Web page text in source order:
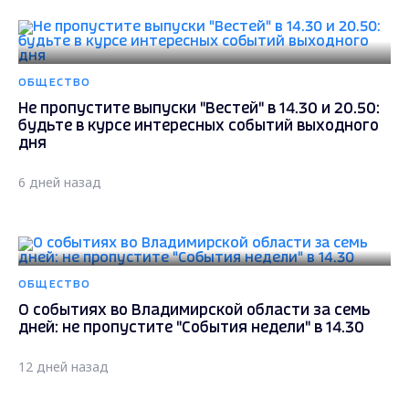
ОБЩЕСТВО
Не пропустите выпуски "Вестей" в 14.30 и 20.50:
будьте в курсе интересных событий выходного
дня
6 дней назад
ОБЩЕСТВО
О событиях во Владимирской области за семь
дней: не пропустите "События недели" в 14.30
12 дней назад